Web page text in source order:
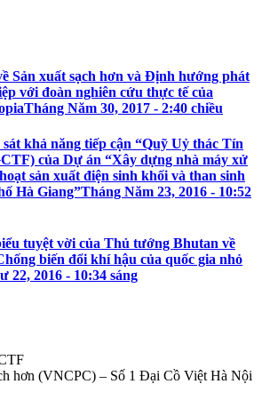
Sản xuất sạch hơn và Định hướng phát
với đoàn nghiên cứu thực tế của
Tháng Năm 30, 2017 - 2:40 chiều
khả năng tiếp cận “Quỹ Uỷ thác Tín
của Dự án “Xây dựng nhà máy xử
sản xuất điện sinh khối và than sinh
Hà Giang”Tháng Năm 23, 2016 - 10:52
tuyệt vời của Thủ tướng Bhutan về
biến đổi khí hậu của quốc gia nhỏ
22, 2016 - 10:34 sáng
hơn (VNCPC) – Số 1 Đại Cồ Việt Hà Nội